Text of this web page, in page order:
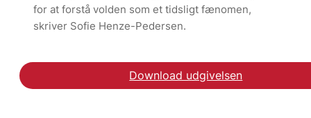
for at forstå volden som et tidsligt fænomen,
skriver Sofie Henze-Pedersen.
Download udgivelsen